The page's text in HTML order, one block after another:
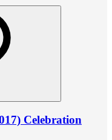
Celebration